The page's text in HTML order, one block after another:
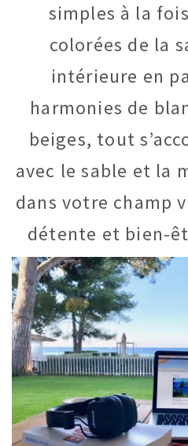
simples à la
colorées de la
intérieure en
harmonies de
beiges, tout
avec le sable et la
dans votre champ
détente et bien-